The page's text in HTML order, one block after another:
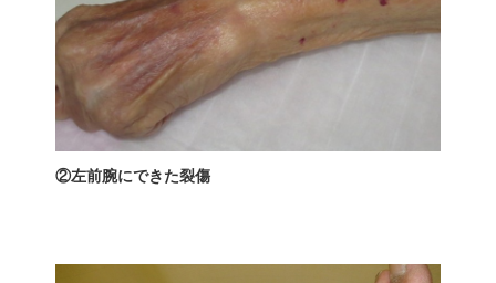
②左前腕にできた裂傷